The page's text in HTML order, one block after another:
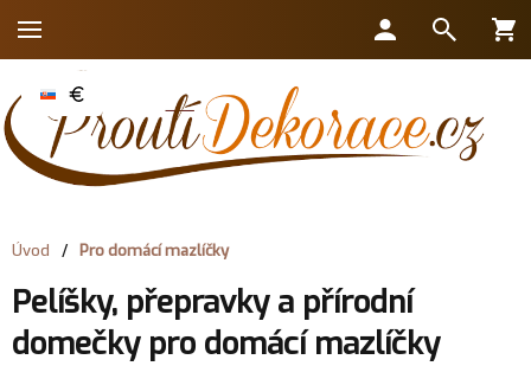
Úvod / Pro domácí mazlíčky
Pelíšky, přepravky a přírodní
domečky pro domácí mazlíčky